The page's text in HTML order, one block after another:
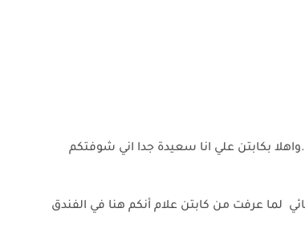
بكابتن علي انا سعيدة جدا اني شوفتكم
لما عرفت من كابتن علام أنكم هنا في الفندق